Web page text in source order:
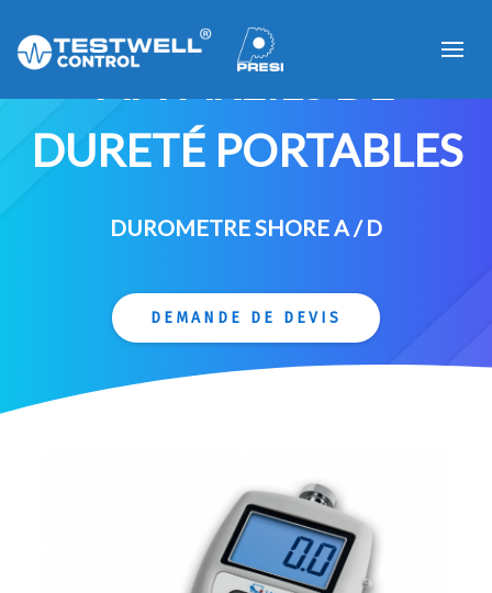
APPAREILS DE
DURETÉ PORTABLES
DUROMETRE SHORE A / D
DEMANDE DE DEVIS